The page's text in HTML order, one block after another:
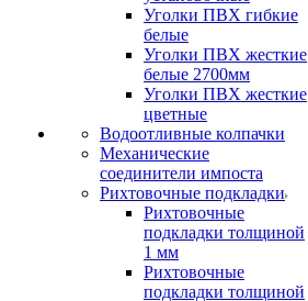
Уголки ПВХ гибкие
белые
Уголки ПВХ жесткие
белые 2700мм
Уголки ПВХ жесткие
цветные
Водоотливные колпачки
Механические
соединители импоста
Рихтовочные подкладки
Рихтовочные
подкладки толщиной
1 мм
Рихтовочные
подкладки толщиной